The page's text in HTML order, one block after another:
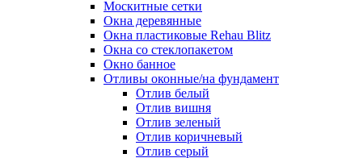
Москитные сетки
Окна деревянные
Окна пластиковые Rehau Blitz
Окна со стеклопакетом
Окно банное
Отливы оконные/на фундамент
Отлив белый
Отлив вишня
Отлив зеленый
Отлив коричневый
Отлив серый